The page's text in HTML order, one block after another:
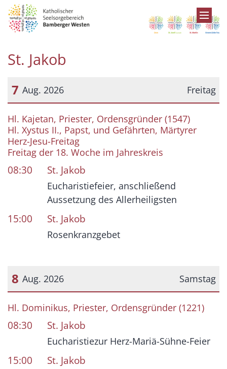
Zum Inhalt springen
St. Jakob
Freitag
7 Aug. 2026
Datum: 7. August 2026
Hl. Kajetan, Priester, Ordensgründer (1547)
Hl. Xystus II., Papst, und Gefährten, Märtyrer
Herz-Jesu-Freitag
Freitag der 18. Woche im Jahreskreis
08:30 St. Jakob
Eucharistiefeier, anschließend
Aussetzung des Allerheiligsten
15:00 St. Jakob
Rosenkranzgebet
Samstag
8 Aug. 2026
Datum: 8. August 2026
Hl. Dominikus, Priester, Ordensgründer (1221)
08:30 St. Jakob
Eucharistiezur Herz-Mariä-Sühne-Feier
15:00 St. Jakob